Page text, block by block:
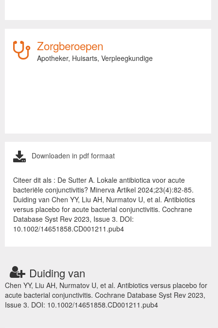
Zorgberoepen
Apotheker, Huisarts, Verpleegkundige
Downloaden in pdf formaat
Citeer dit als : De Sutter A. Lokale antibiotica voor acute
bacteriële conjunctivitis? Minerva Artikel 2024;23(4):82-85.
Duiding van Chen YY, Liu AH, Nurmatov U, et al. Antibiotics
versus placebo for acute bacterial conjunctivitis. Cochrane
Database Syst Rev 2023, Issue 3. DOI:
10.1002/14651858.CD001211.pub4
Duiding van
Chen YY, Liu AH, Nurmatov U, et al. Antibiotics versus placebo for
acute bacterial conjunctivitis. Cochrane Database Syst Rev 2023,
Issue 3. DOI: 10.1002/14651858.CD001211.pub4